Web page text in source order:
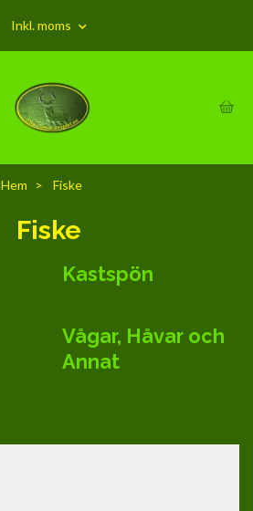
Inkl. moms
Hem Fiske
Fiske
Kastspön
Vågar, Håvar och
Annat